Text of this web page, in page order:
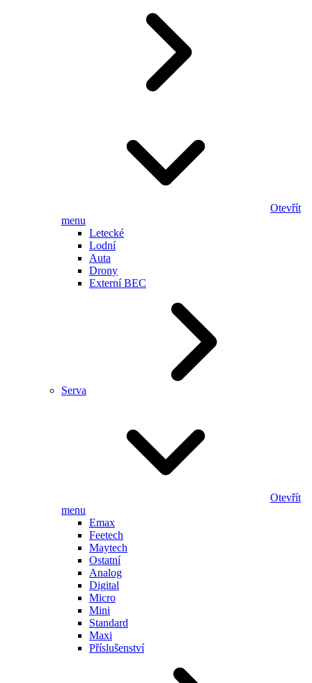
Otevřít
menu
Letecké
Lodní
Auta
Drony
Externí BEC
Serva
Otevřít
menu
Emax
Feetech
Maytech
Ostatní
Analog
Digital
Micro
Mini
Standard
Maxi
Příslušenství